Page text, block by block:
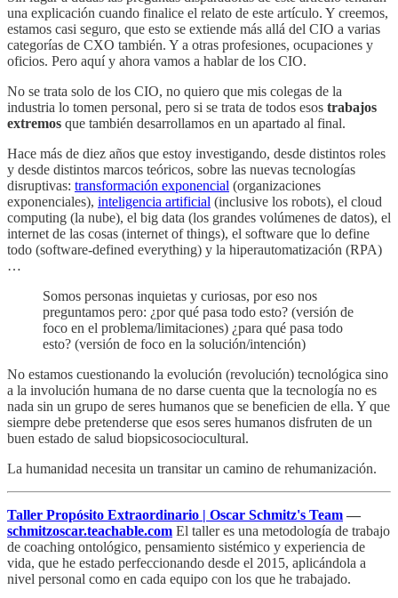
una explicación cuando finalice el relato de este artículo. Y creemos,
estamos casi seguro, que esto se extiende más allá del CIO a varias
categorías de CXO también. Y a otras profesiones, ocupaciones y
oficios. Pero aquí y ahora vamos a hablar de los CIO.
No se trata solo de los CIO, no quiero que mis colegas de la
industria lo tomen personal, pero si se trata de todos esos trabajos
extremos que también desarrollamos en un apartado al final.
Hace más de diez años que estoy investigando, desde distintos roles
y desde distintos marcos teóricos, sobre las nuevas tecnologías
disruptivas: transformación exponencial (organizaciones
exponenciales), inteligencia artificial (inclusive los robots), el cloud
computing (la nube), el big data (los grandes volúmenes de datos), el
internet de las cosas (internet of things), el software que lo define
todo (software-defined everything) y la hiperautomatización (RPA)
…
Somos personas inquietas y curiosas, por eso nos
preguntamos pero: ¿por qué pasa todo esto? (versión de
foco en el problema/limitaciones) ¿para qué pasa todo
esto? (versión de foco en la solución/intención)
No estamos cuestionando la evolución (revolución) tecnológica sino
a la involución humana de no darse cuenta que la tecnología no es
nada sin un grupo de seres humanos que se beneficien de ella. Y que
siempre debe pretenderse que esos seres humanos disfruten de un
buen estado de salud biopsicosociocultural.
La humanidad necesita un transitar un camino de rehumanización.
Taller Propósito Extraordinario | Oscar Schmitz's Team —
schmitzoscar.teachable.com El taller es una metodología de trabajo
de coaching ontológico, pensamiento sistémico y experiencia de
vida, que he estado perfeccionando desde el 2015, aplicándola a
nivel personal como en cada equipo con los que he trabajado.